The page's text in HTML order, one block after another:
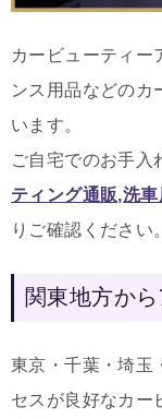
カービューティー
ンス用品などのカ
います。
ご自宅でのお手入
ティング通販,洗
りご確認ください。
関東地方か
東京・千葉・埼玉
セスが良好なカー